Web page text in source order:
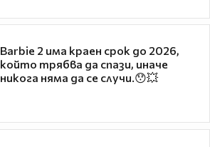
Barbie 2 има краен срок до 2026,
който трябва да спази, иначе
никога няма да се случи.😯💥